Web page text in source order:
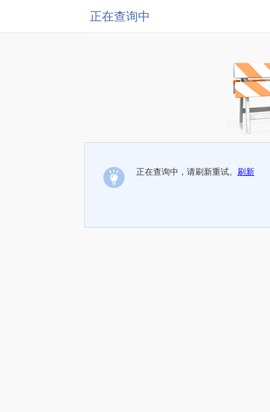
正在查询中
正在查询中，请刷新重试。 刷新